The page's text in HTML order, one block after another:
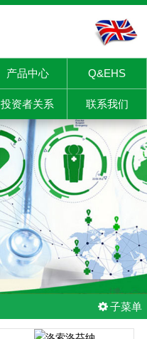
产品中心 Q&EHS
投资者关系 联系我们
子菜单